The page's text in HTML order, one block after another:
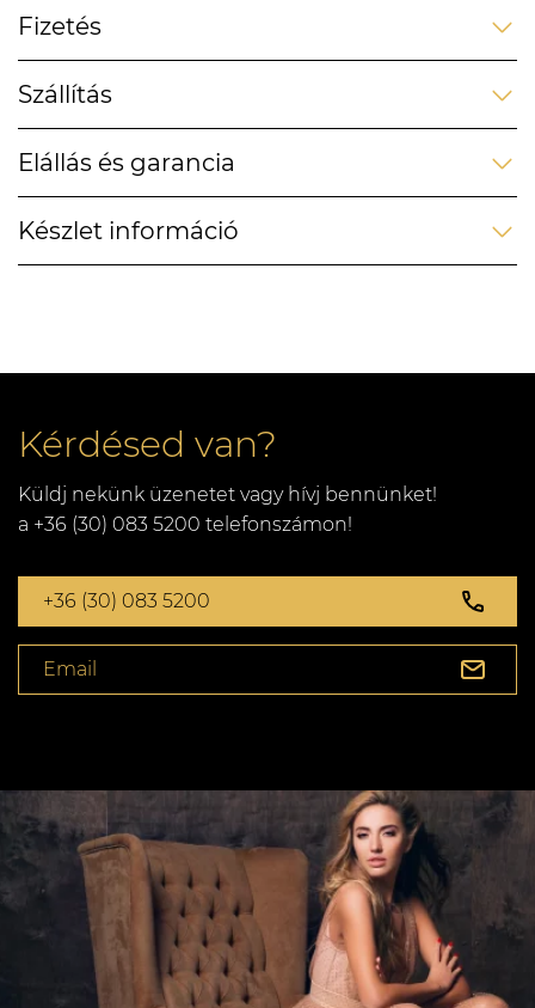
Fizetés
Szállítás
Elállás és garancia
Készlet információ
Kérdésed van?
Küldj nekünk üzenetet vagy hívj bennünket!
a +36 (30) 083 5200 telefonszámon!
+36 (30) 083 5200
Email